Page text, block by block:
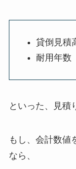
貸倒見積
耐用年数
といった、 見積
もし、会計数値
なら、